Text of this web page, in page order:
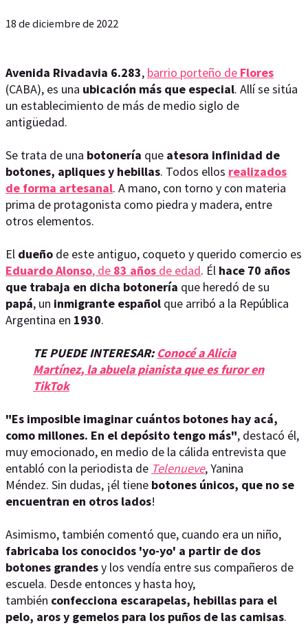
18 de diciembre de 2022
Avenida Rivadavia 6.283, barrio porteño de Flores
(CABA), es una ubicación más que especial. Allí se sitúa
un establecimiento de más de medio siglo de
antigüedad.
Se trata de una botonería que atesora infinidad de
botones, apliques y hebillas. Todos ellos realizados
de forma artesanal. A mano, con torno y con materia
prima de protagonista como piedra y madera, entre
otros elementos.
El dueño de este antiguo, coqueto y querido comercio es
Eduardo Alonso, de 83 años de edad. Él hace 70 años
que trabaja en dicha botonería que heredó de su
papá, un inmigrante español que arribó a la República
Argentina en 1930.
TE PUEDE INTERESAR:Conocé a Alicia
Martínez, la abuela pianista que es furor en
TikTok
"Es imposible imaginar cuántos botones hay acá,
como millones. En el depósito tengo más", destacó él,
muy emocionado, en medio de la cálida entrevista que
entabló con la periodista de Telenueve, Yanina
Méndez. Sin dudas, ¡él tiene botones únicos, que no se
encuentran en otros lados!
Asimismo, también comentó que, cuando era un niño,
fabricaba los conocidos 'yo-yo' a partir de dos
botones grandesy los vendía entre sus compañeros de
escuela. Desde entonces y hasta hoy,
también confecciona escarapelas, hebillas para el
pelo, aros y gemelos para los puños de las camisas.